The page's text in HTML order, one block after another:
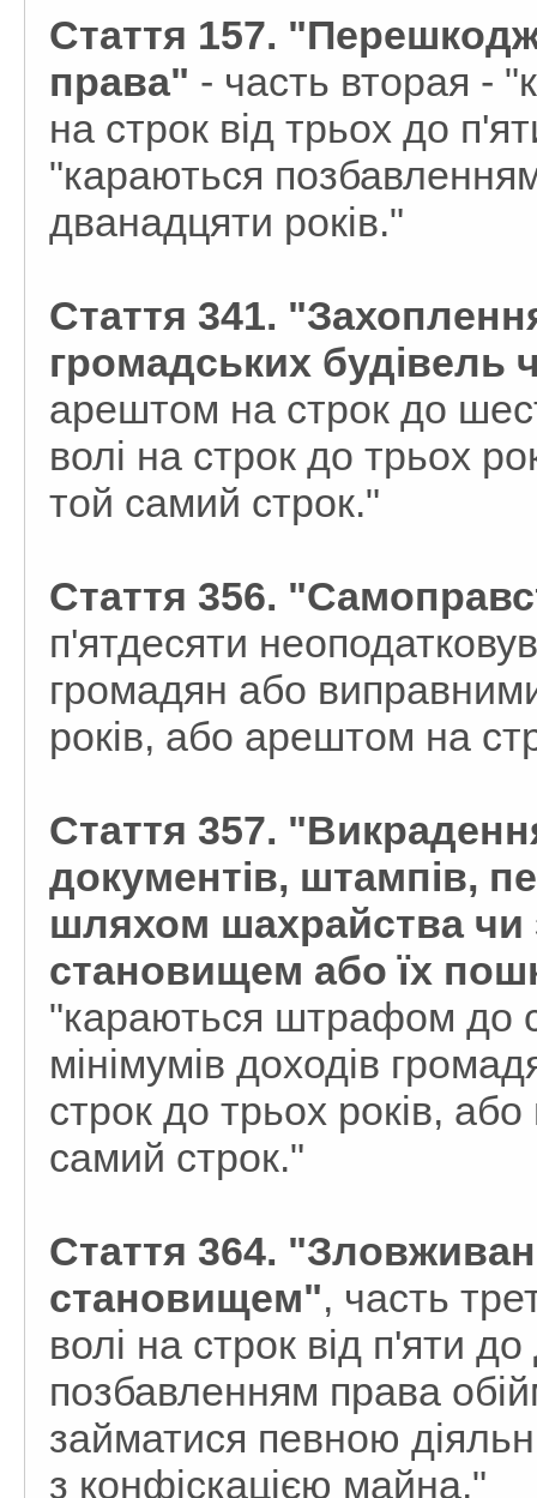
Стаття 157.
права" - часть вторая -
на строк від трьох до
"караються
дванадцяти років."
Стаття 341.
громадських будівель
арештом на строк до
волі на строк до трьох
той самий строк."
Стаття 356.
п'ятдесяти
громадян або
років, або арештом на
Стаття 357.
документів, штампів,
шляхом шахрайства
становищем або їх
"караються штрафом до
мінімумів доходів
строк до трьох років,
самий строк."
Стаття 364.
становищем", часть
волі на строк від п'яти
позбавленням права
займатися певною
з конфіскацією майна."